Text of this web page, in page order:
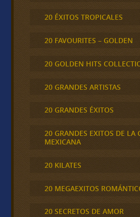
20 ÉXITOS TROPICALES
20 FAVOURITES – GOLDEN
20 GOLDEN HITS
20 GRANDES ARTISTAS
20 GRANDES ÉXITOS
20 GRANDES EXITOS DE LA
MEXICANA
20 KILATES
20 MEGAEXITOS
20 SECRETOS DE AMOR